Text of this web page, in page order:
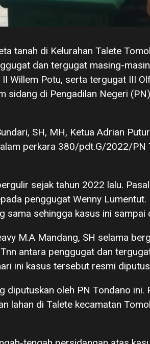
tanah di Kelurahan Talete
dan tergugat masing-
Willem Potu, serta tergugat III
sidang di Pengadilan Negeri
SH, MH, Ketua Adrian
perkara 380/pdt.G/2022/PN
sejak tahun 2022 lalu.
penggugat Wenny Lumentut.
sama sehingga kasus ini sampai
M.A Mandang, SH selama
antara penggugat dan
ini kasus tersebut resmi
diputuskan oleh PN Tondano ini.
lahan di Talete kecamatan